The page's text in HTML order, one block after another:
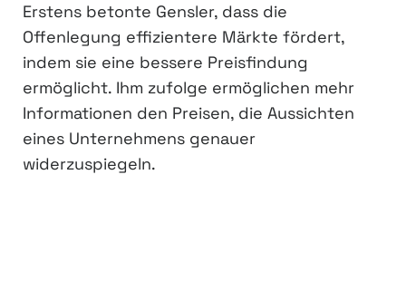
Erstens betonte Gensler, dass die
Offenlegung effizientere Märkte fördert,
indem sie eine bessere Preisfindung
ermöglicht. Ihm zufolge ermöglichen mehr
Informationen den Preisen, die Aussichten
eines Unternehmens genauer
widerzuspiegeln.